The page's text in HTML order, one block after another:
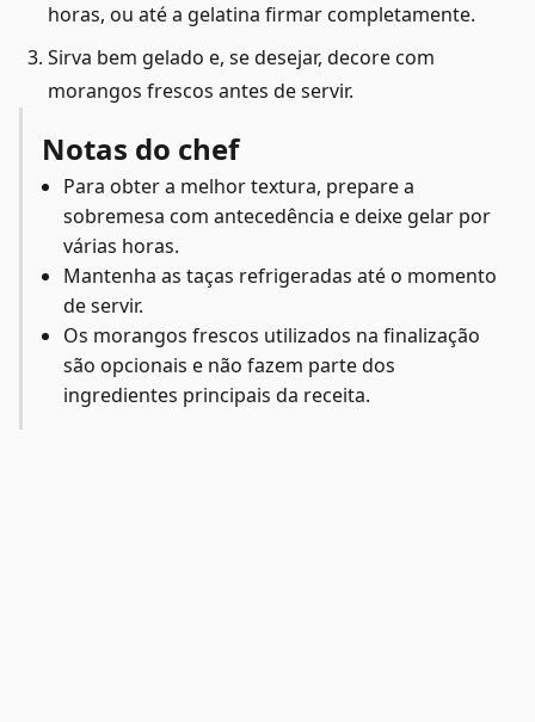
horas, ou até a gelatina firmar completamente.
Sirva bem gelado e, se desejar, decore com
morangos frescos antes de servir.
Notas do chef
Para obter a melhor textura, prepare a
sobremesa com antecedência e deixe gelar por
várias horas.
Mantenha as taças refrigeradas até o momento
de servir.
Os morangos frescos utilizados na finalização
são opcionais e não fazem parte dos
ingredientes principais da receita.